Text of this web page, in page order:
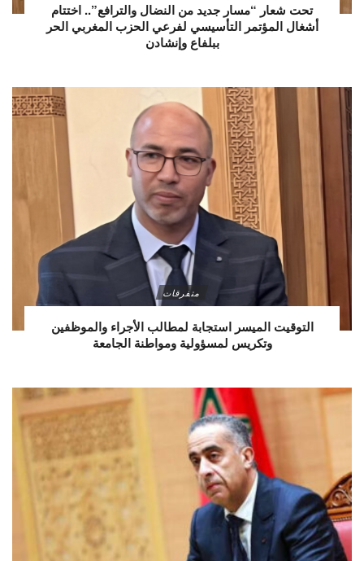
تحت شعار “مسار جديد من النضال والترافع”.. اختتام
أشغال المؤتمر التأسيسي لفرعي الحزب المغربي الحر
ببلفاع وإنشادن
متفرقات
التوقيت الميسر استجابة لمطالب الأجراء والموظفين
وتكريس لمسؤولية ومواطنة الجامعة